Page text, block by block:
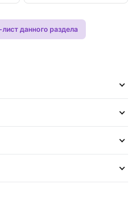
данного раздела